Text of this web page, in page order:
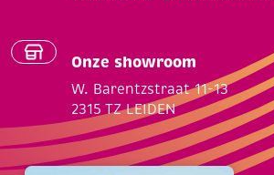
Onze showroom
W. Barentzstraat 11-13
2315 TZ LEIDEN